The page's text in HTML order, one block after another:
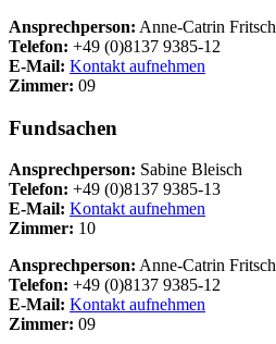
Ansprechperson: Anne-Catrin Fritsch
Telefon: +49 (0)8137 9385-12
E-Mail: Kontakt aufnehmen
Zimmer: 09
Fundsachen
Ansprechperson: Sabine Bleisch
Telefon: +49 (0)8137 9385-13
E-Mail: Kontakt aufnehmen
Zimmer: 10
Ansprechperson: Anne-Catrin Fritsch
Telefon: +49 (0)8137 9385-12
E-Mail: Kontakt aufnehmen
Zimmer: 09